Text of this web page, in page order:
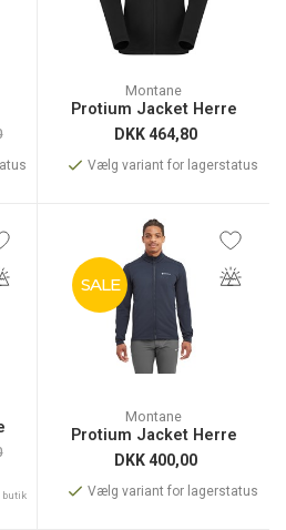
Montane
Protium Jacket Herre
DKK464,80
Vælg variant for lagerstatus
butik
SALE
Montane
Protium Jacket Herre
DKK400,00
Vælg variant for lagerstatus